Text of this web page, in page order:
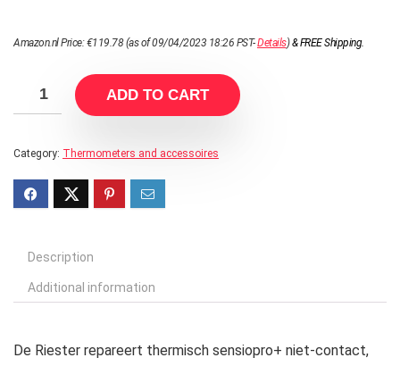
Amazon.nl Price:€119.78(as of 09/04/2023 18:26 PST-Details)&FREE Shipping.
ADD TO CART
Category: Thermometers and accessoires
Description
Additional information
De Riester repareert thermisch sensiopro+ niet-contact,